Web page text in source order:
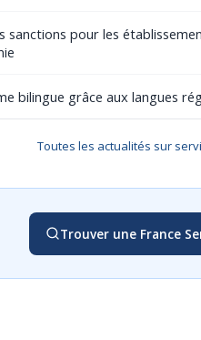
sanctions pour les
bilingue grâce aux langues
Toutes les actualités sur
Trouver une France